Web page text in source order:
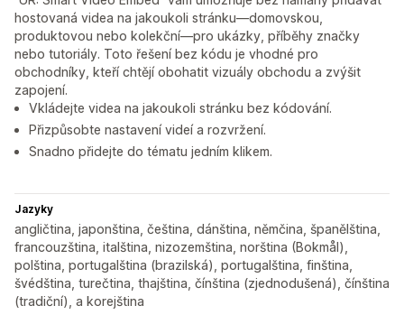
hostovaná videa na jakoukoli stránku—domovskou,
produktovou nebo kolekční—pro ukázky, příběhy značky
nebo tutoriály. Toto řešení bez kódu je vhodné pro
obchodníky, kteří chtějí obohatit vizuály obchodu a zvýšit
zapojení.
Vkládejte videa na jakoukoli stránku bez kódování.
Přizpůsobte nastavení videí a rozvržení.
Snadno přidejte do tématu jedním klikem.
Jazyky
angličtina, japonština, čeština, dánština, němčina, španělština,
francouzština, italština, nizozemština, norština (Bokmål),
polština, portugalština (brazilská), portugalština, finština,
švédština, turečtina, thajština, čínština (zjednodušená), čínština
(tradiční), a korejština